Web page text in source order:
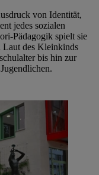
von Identität,
jedes sozialen
Pädagogik spielt sie
Laut des Kleinkinds
bis hin zur